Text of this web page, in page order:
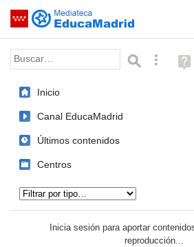
Saltar navegación
Palabra o frase: Búsqueda
(en
Inicio
Canal EducaMadrid
Últimos contenidos
Centros
Inicia sesión para aportar
reproducción...